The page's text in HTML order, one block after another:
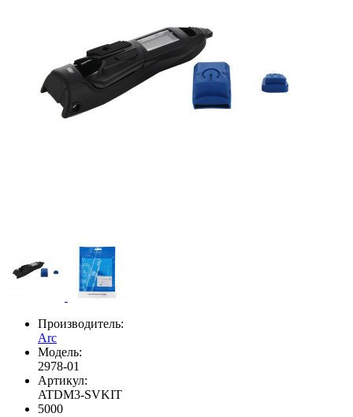
Производитель:
Arc
Модель:
2978-01
Артикул:
ATDM3-SVKIT
5000